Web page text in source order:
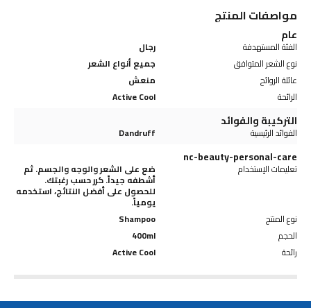
وقوة. ابحث عن شامبو كلير المثالي لاحتياجات شعرك وفروة رأسك.
مواصفات المنتج
عام
الفئة المستهدفة
رجال
نوع الشعر المتوافق
جميع أنواع الشعر
عائلة الروائح
منعش
الرائحة
Active Cool
التركيبة والفوائد
الفوائد الرئيسية Dandruff
nc-beauty-personal-care
تعليمات الإستخدام ضع على الشعر والوجه والجسم. ثم
أشطفه جيداً. كرر حسب رغبتك.
للحصول على أفضل النتائج، استخدمه
يومياً.
نوع المنتج
Shampoo
الحجم
400ml
رائحة
Active Cool